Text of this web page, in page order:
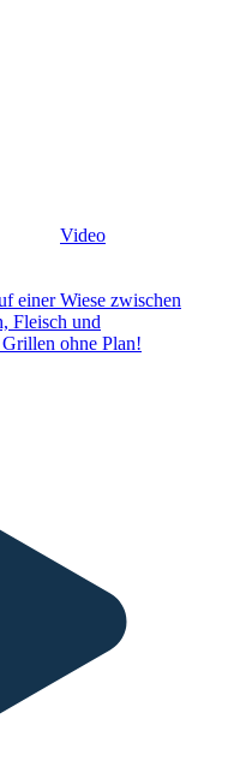
Video